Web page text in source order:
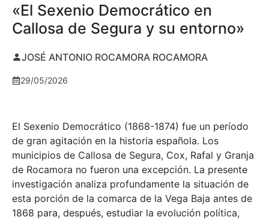
«El Sexenio Democrático en
Callosa de Segura y su entorno»
JOSÉ ANTONIO ROCAMORA ROCAMORA
29/05/2026
El Sexenio Democrático (1868-1874) fue un período
de gran agitación en la historia española. Los
municipios de Callosa de Segura, Cox, Rafal y Granja
de Rocamora no fueron una excepción. La presente
investigación analiza profundamente la situación de
esta porción de la comarca de la Vega Baja antes de
1868 para, después, estudiar la evolución política,